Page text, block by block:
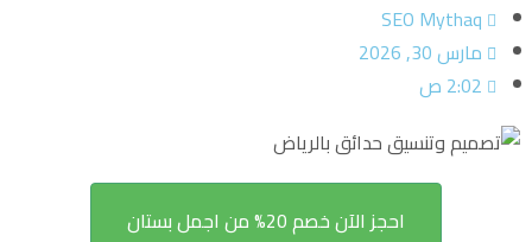
SEO Mythaq
مارس 30, 2026
2:02 ص
احجز الآن خصم 20% من اجمل بستان